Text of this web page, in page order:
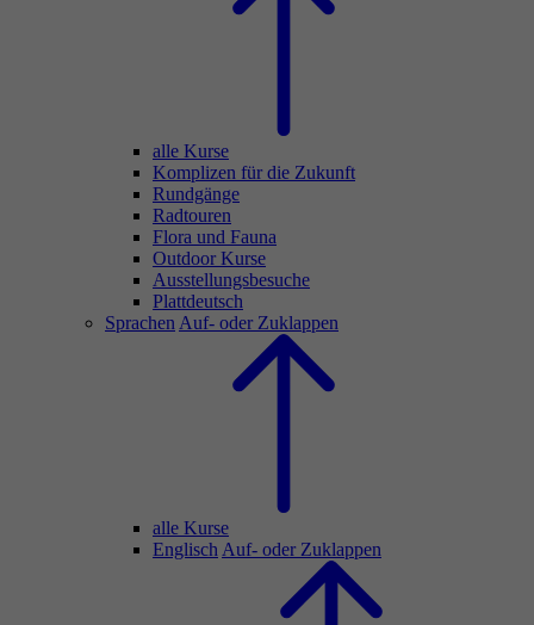
alle Kurse
Komplizen für die Zukunft
Rundgänge
Radtouren
Flora und Fauna
Outdoor Kurse
Ausstellungsbesuche
Plattdeutsch
Sprachen Auf- oder Zuklappen
alle Kurse
Englisch Auf- oder Zuklappen